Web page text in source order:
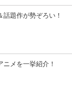
題作が勢ぞろい！
ニメを一挙紹介！